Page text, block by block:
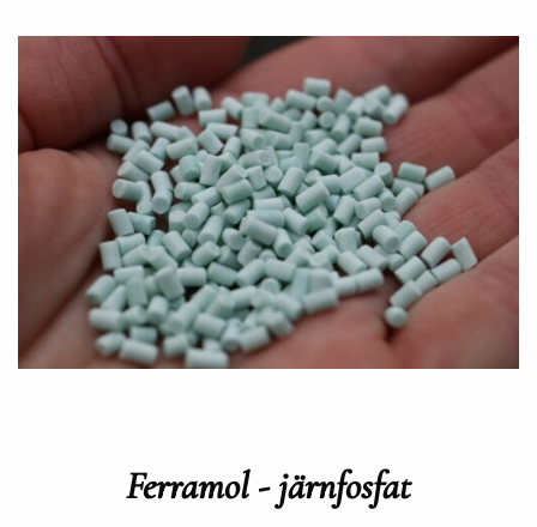
Ferramol - järnfosfat